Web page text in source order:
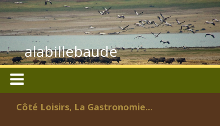
alabillebaude
Côté Loisirs, La Gastronomie...